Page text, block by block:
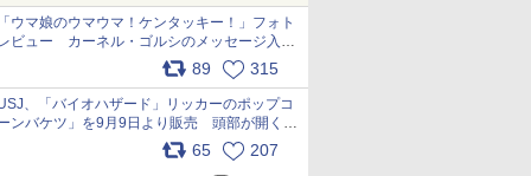
ウマ娘のウマウマ！ケンタッキー！」フォト
ビュー カーネル・ゴルシのメッセージ入り
ッケージや描き下ろしトレカなどが登場
89 315
、「バイオハザード」リッカーのポップコ
ンバケツ」を9月9日より販売 頭部が開く仕
み。味は恐怖を堪のう「味噌フレーバー」
65 207